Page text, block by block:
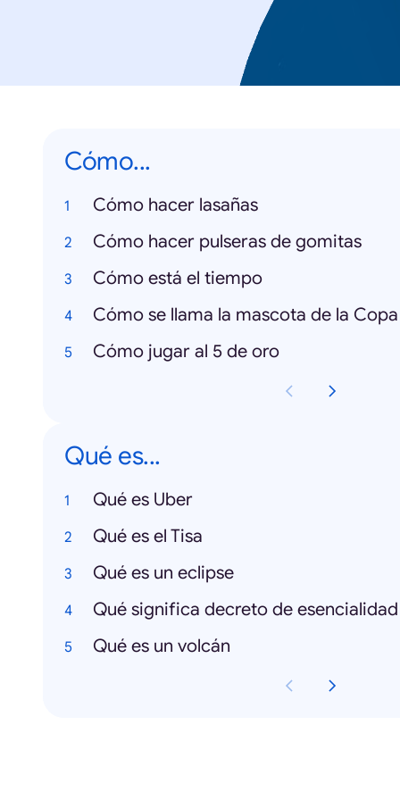
Cómo...
Cómo hacer lasañas
Cómo hacer pulseras de gomitas
Cómo está el tiempo
Cómo se llama la mascota de la
Cómo jugar al 5 de oro
Qué es...
Qué es Uber
Qué es el Tisa
Qué es un eclipse
Qué significa decreto de esencialidad
Qué es un volcán